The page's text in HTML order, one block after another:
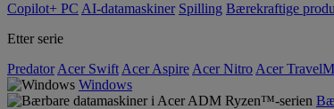
Copilot+ PC AI-datamaskiner Spilling Bærekraftige
Etter serie
Predator Acer Swift Acer Aspire Acer Nitro Acer
Windows